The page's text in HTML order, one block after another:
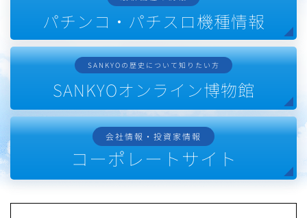
パチンコ・パチスロ機種情報
SANKYOの歴史について知りたい方
SANKYOオンライン博物館
会社情報・投資家情報
コーポレートサイト